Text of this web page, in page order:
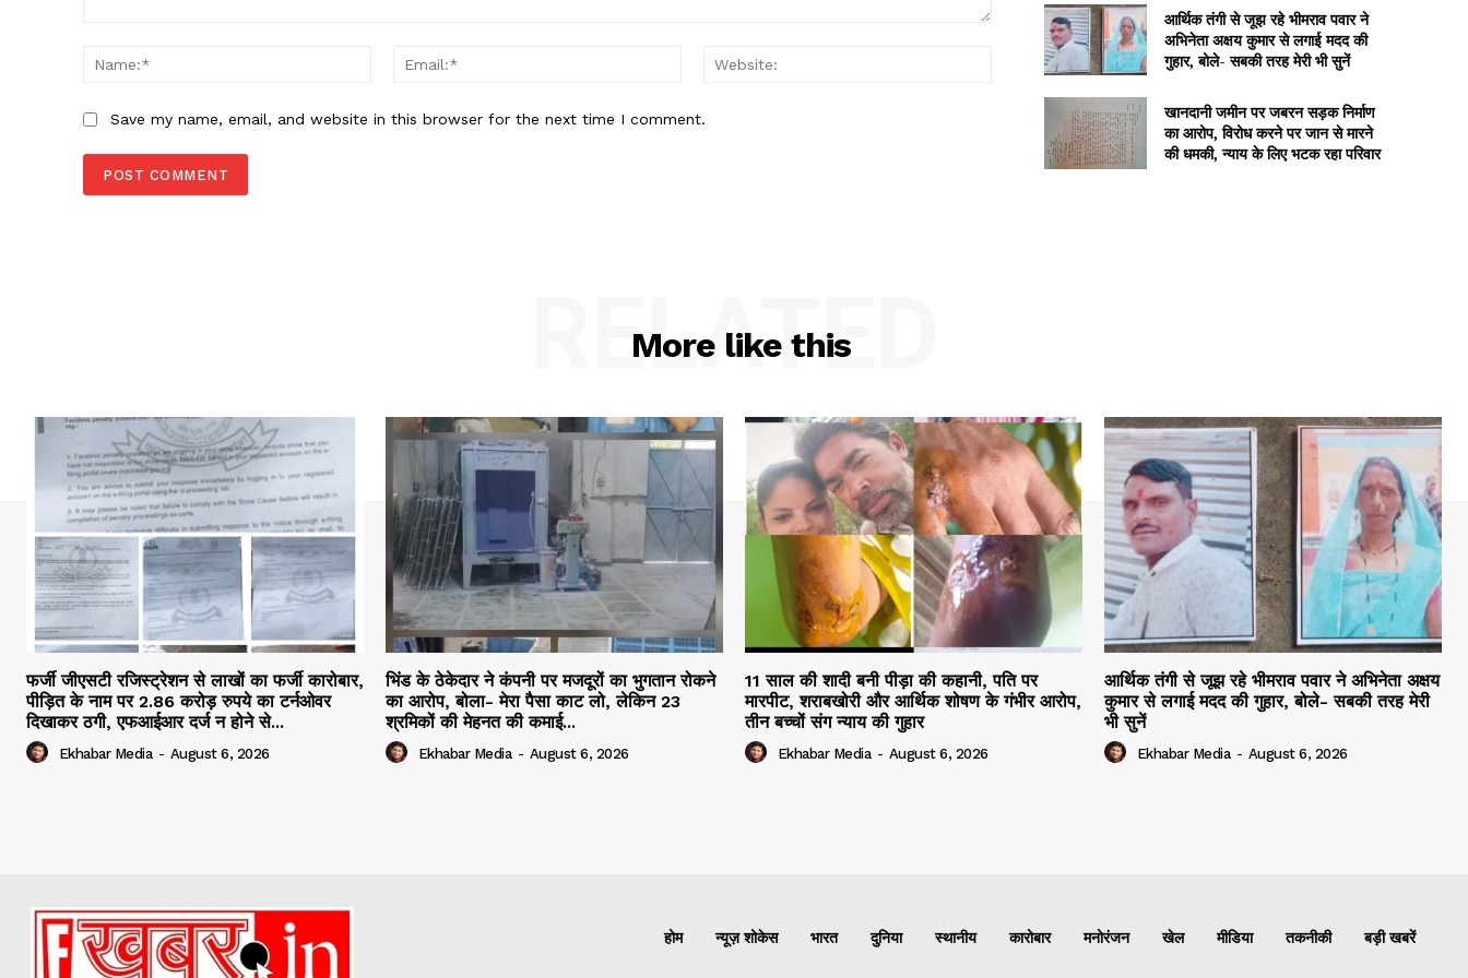
Name:*
Email:* Website:
Save my name, email, and website in this browser for the next time I comment.
आर्थिक तंगी से जूझ रहे भीमराव पवार ने
अभिनेता अक्षय कुमार से लगाई मदद की
गुहार, बोले- सबकी तरह मेरी भी सुनें
खानदानी जमीन पर जबरन सड़क निर्माण
का आरोप, विरोध करने पर जान से मारने
की धमकी, न्याय के लिए भटक रहा परिवार
More like this
RELATED
फर्जी जीएसटी रजिस्ट्रेशन से लाखों का फर्जी कारोबार,
पीड़ित के नाम पर 2.86 करोड़ रुपये का टर्नओवर
दिखाकर ठगी, एफआईआर दर्ज न होने से...
Ekhabar Media - August 6, 2026
भिंड के ठेकेदार ने कंपनी पर मजदूरों का भुगतान रोकने
का आरोप, बोला- मेरा पैसा काट लो, लेकिन 23
श्रमिकों की मेहनत की कमाई...
Ekhabar Media - August 6, 2026
11 साल की शादी बनी पीड़ा की कहानी, पति पर
मारपीट, शराबखोरी और आर्थिक शोषण के गंभीर आरोप,
तीन बच्चों संग न्याय की गुहार
Ekhabar Media - August 6, 2026
आर्थिक तंगी से जूझ रहे भीमराव पवार ने अभिनेता अक्षय
कुमार से लगाई मदद की गुहार, बोले- सबकी तरह मेरी
भी सुनें
Ekhabar Media - August 6, 2026
होम न्यूज़ शोकेस भारत दुनिया स्थानीय कारोबार मनोरंजन खेल मीडिया तकनीकी बड़ी खबरें